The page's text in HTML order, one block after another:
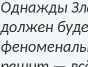
Однажды
должен